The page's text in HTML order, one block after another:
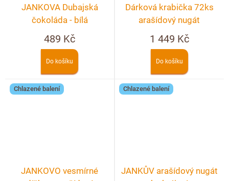
JANKOVA Dubajská
čokoláda - bílá
489 Kč
Do košíku
Dárková krabička 72ks
arašídový nugát
1 449 Kč
Do košíku
Chlazené balení
JANKOVO vesmírné
Chlazené balení
JANKŮV arašídový nugát